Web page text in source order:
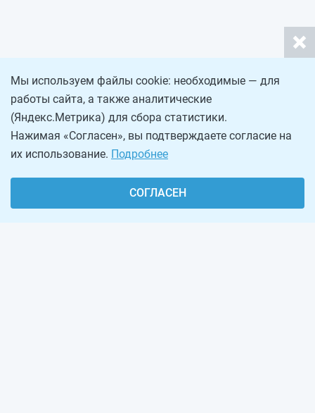
Мы используем файлы cookie: необходимые — для
работы сайта, а также аналитические
(Яндекс.Метрика) для сбора статистики.
Нажимая «Согласен», вы подтверждаете согласие на
их использование. Подробнее
СОГЛАСЕН